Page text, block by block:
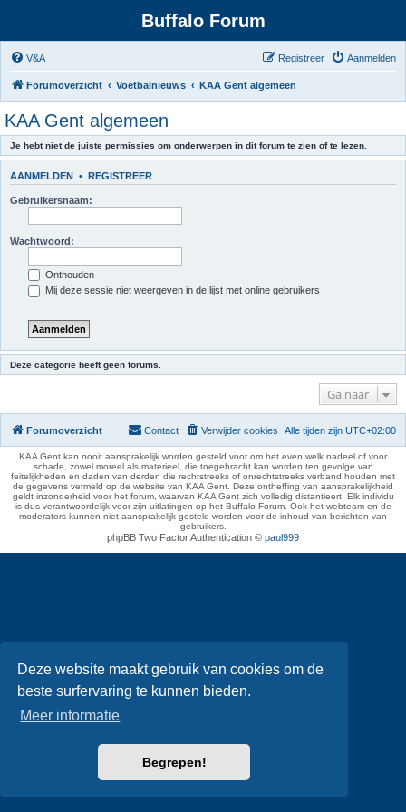
Deze website maakt gebruik van cookies om de
beste surfervaring te kunnen bieden.
Meer informatie
Begrepen!
Buffalo Forum
V&A Aanmelden
Registreer
Forumoverzicht Voetbalnieuws KAA Gent algemeen
KAA Gent algemeen
Je hebt niet de juiste permissies om onderwerpen in dit forum te zien of te lezen.
AANMELDEN • REGISTREER
Gebruikersnaam:
Wachtwoord:
Onthouden
Mij deze sessie niet weergeven in de lijst met online gebruikers
Deze categorie heeft geen forums.
Ga naar
Forumoverzicht Alle tijden zijn UTC+02:00
Verwijder cookies
Contact
KAA Gent kan nooit aansprakelijk worden gesteld voor om het even welk nadeel of voor
schade, zowel moreel als materieel, die toegebracht kan worden ten gevolge van
feitelijkheden en daden van derden die rechtstreeks of onrechtstreeks verband houden met
de gegevens vermeld op de website van KAA Gent. Deze ontheffing van aansprakelijkheid
geldt inzonderheid voor het forum, waarvan KAA Gent zich volledig distantieert. Elk individu
is dus verantwoordelijk voor zijn uitlatingen op het Buffalo Forum. Ook het webteam en de
moderators kunnen niet aansprakelijk gesteld worden voor de inhoud van berichten van
gebruikers.
phpBB Two Factor Authentication © paul999